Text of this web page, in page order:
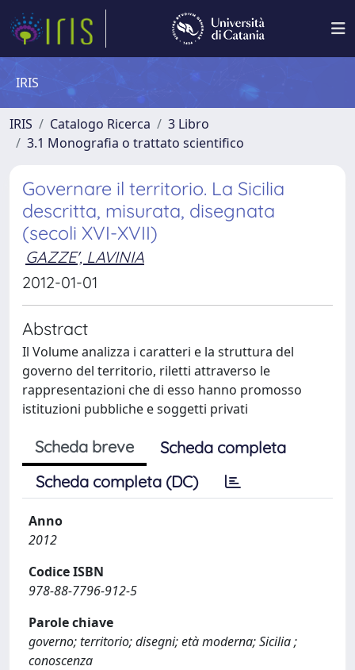
IRIS
IRIS Catalogo Ricerca
3 Libro
3.1 Monografia o trattato scientifico
Governare il territorio. La Sicilia
descritta, misurata, disegnata
(secoli XVI-XVII)
GAZZE', LAVINIA
2012-01-01
Abstract
Il Volume analizza i caratteri e la struttura del
governo del territorio, riletti attraverso le
rappresentazioni che di esso hanno promosso
istituzioni pubbliche e soggetti privati
Scheda breve
Scheda completa
Scheda completa (DC)
Anno
2012
Codice ISBN
978-88-7796-912-5
Parole chiave
governo; territorio; disegni; età moderna; Sicilia ;
conoscenza